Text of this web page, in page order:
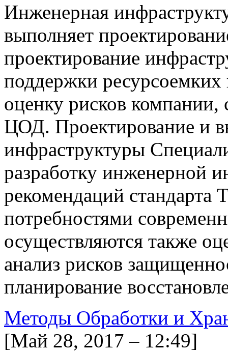
Инженерная
выполняет
проектирование
поддержки
оценку рисков компании,
ЦОД. Проектирование и
инфраструктуры
разработку инженерной
рекомендаций стандарта
потребностями
осуществляются также
анализ рисков
планирование
Методы Обработки и
[Май 28, 2017 – 12:49]